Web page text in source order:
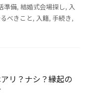
準備, 結婚式会場探し, 入
べきこと, 入籍, 手続き,
リ？ナシ？縁起の